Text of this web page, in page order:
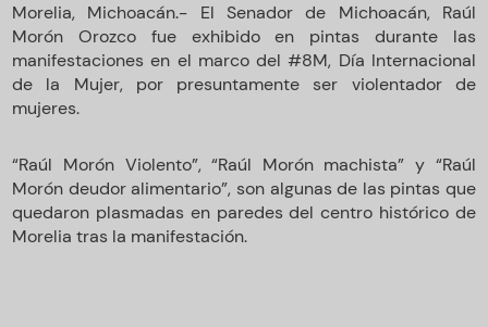
Morelia, Michoacán.- El Senador de Michoacán, Raúl
Morón Orozco fue exhibido en pintas durante las
manifestaciones en el marco del #8M, Día Internacional
de la Mujer, por presuntamente ser violentador de
mujeres.
“Raúl Morón Violento”, “Raúl Morón machista” y “Raúl
Morón deudor alimentario”, son algunas de las pintas que
quedaron plasmadas en paredes del centro histórico de
Morelia tras la manifestación.